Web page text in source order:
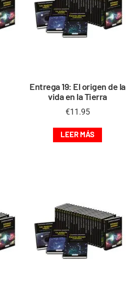
Entrega 19: El origen de la
vida en la Tierra
€11.95
LEER MÁS